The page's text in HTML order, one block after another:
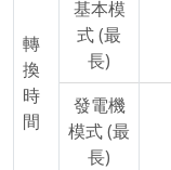
轉
換
時
間
基本模
式 (最
長)
發電機
模式 (最
長)